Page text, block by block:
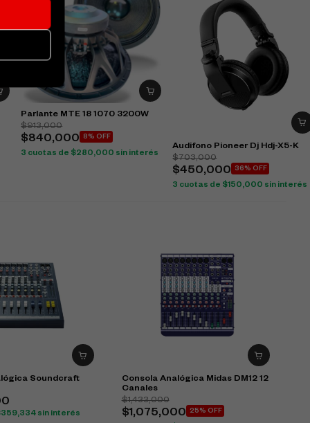
Parlante MTE 18 1070 3200W
$913,000
$840,000 8% OFF
3 cuotas de $280,000 sin interés
Audifono Pioneer Dj Hdj-X5-K
$703,000
$450,000 36% OFF
3 cuotas de $150,000 sin interés
Soundcraft
359,334 sin interés
Consola Analógica Midas DM12 12
Canales
$1,433,000
$1,075,000 25% OFF